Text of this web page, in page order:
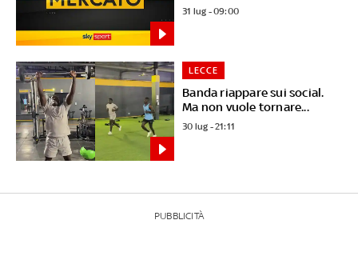
31 lug - 09:00
Banda riappare sui social.
Ma non vuole tornare...
LECCE
30 lug - 21:11
PUBBLICITÀ